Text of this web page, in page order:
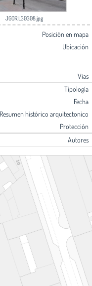
JGOR.L30308.jpg
Posición en mapa
Ubicación
Vías
Tipología
Fecha
Resumen histórico arquitectonico
Protección
Autores